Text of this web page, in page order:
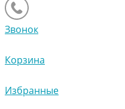
Звонок
Корзина
Избранные